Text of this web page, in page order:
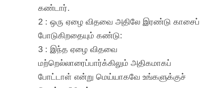
கண்டார்.
2 : ஒரு ஏழை விதவை அதிலே இரண்டு காசைப்
போடுகிறதையும் கண்டு:
3 : இந்த ஏழை விதவை
மற்றெல்லாரைப்பார்க்கிலும் அதிகமாகப்
போட்டாள் என்று மெய்யாகவே உங்களுக்குச்